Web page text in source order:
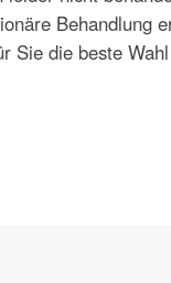
Behandlung
Sie die beste